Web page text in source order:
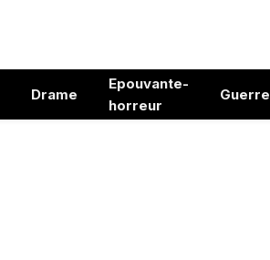
Drame
Epouvante-
horreur
Guerre